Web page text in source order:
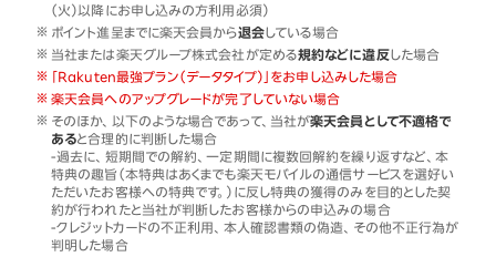
（火）以降にお申し込みの方利用必須）
ポイント進呈までに楽天会員から退会している場合
当社または楽天グループ株式会社が定める規約などに違反した場合
「Rakuten最強プラン（データタイプ）」をお申し込みした場合
楽天会員へのアップグレードが完了していない場合
そのほか、以下のような場合であって、当社が楽天会員として不適格で
あると合理的に判断した場合
-過去に、短期間での解約、一定期間に複数回解約を繰り返すなど、本
特典の趣旨（本特典はあくまでも楽天モバイルの通信サービスを選好い
ただいたお客様への特典です。）に反し特典の獲得のみを目的とした契
約が行われたと当社が判断したお客様からの申込みの場合
-クレジットカードの不正利用、本人確認書類の偽造、その他不正行為が
判明した場合